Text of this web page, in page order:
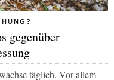
gegenüber
täglich. Vor allem